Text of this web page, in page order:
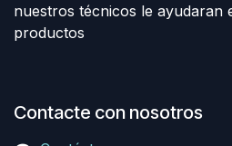
nuestros técnicos le ayudaran
productos
Contacte con nosotros